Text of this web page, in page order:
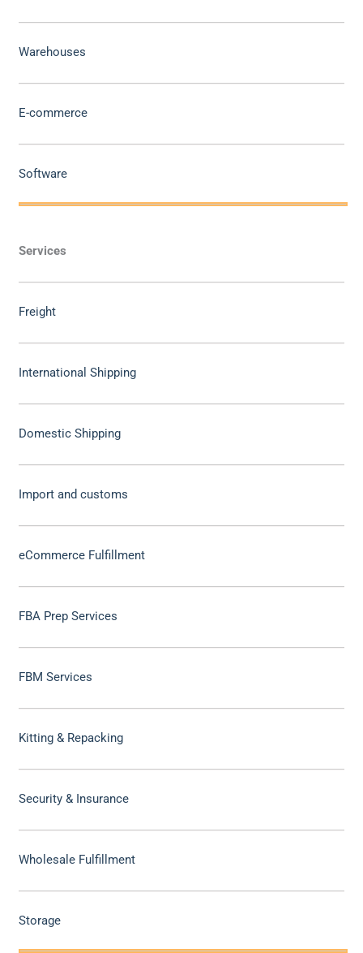
Warehouses
E-commerce
Software
Services
Freight
International Shipping
Domestic Shipping
Import and customs
eCommerce Fulfillment
FBA Prep Services
FBM Services
Kitting & Repacking
Security & Insurance
Wholesale Fulfillment
Storage